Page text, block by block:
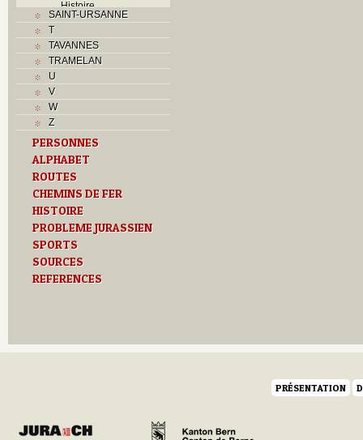
Histoire
I
J
K
P
Problème jurassien
Q
R
S
T
Textes
U
Z
SAINT-URSANNE
T
TAVANNES
TRAMELAN
U
V
W
Z
PERSONNES
ALPHABET
ROUTES
CHEMINS DE FER
HISTOIRE
PROBLEME JURASSIEN
SPORTS
SOURCES
REFERENCES
PRÉSENTATION